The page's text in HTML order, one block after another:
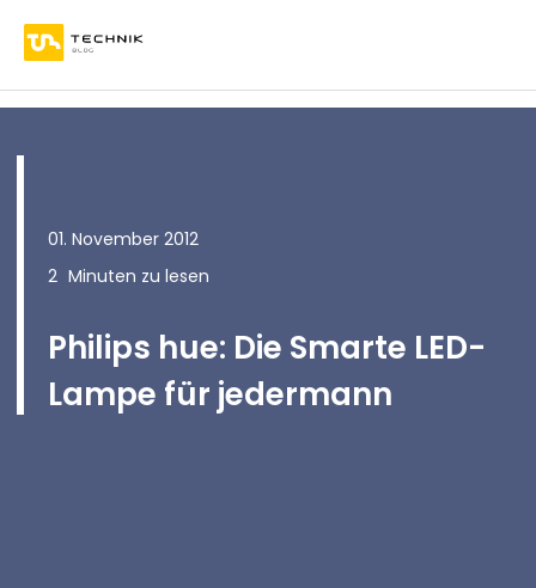
01. November 2012
2 Minuten zu lesen
Philips hue: Die Smarte LED-
Lampe für jedermann